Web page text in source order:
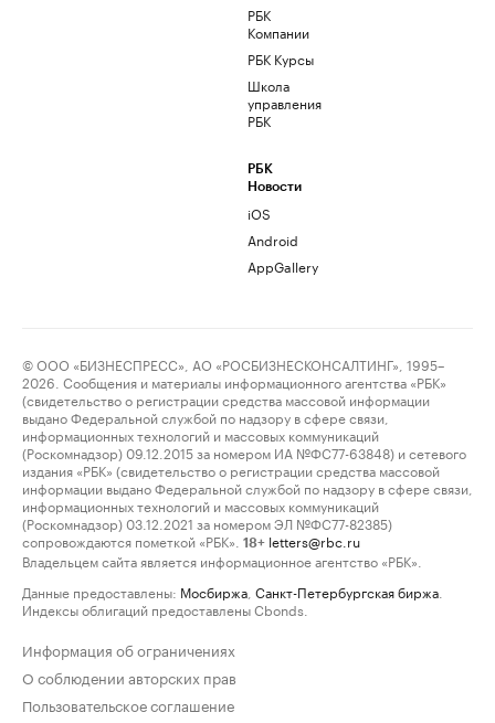
РБК
Компании
РБК Курсы
Школа
управления
РБК
РБК
Новости
iOS
Android
AppGallery
© ООО «БИЗНЕСПРЕСС», АО «РОСБИЗНЕСКОНСАЛТИНГ», 1995–
2026. Сообщения и материалы информационного агентства «РБК»
(свидетельство о регистрации средства массовой информации
выдано Федеральной службой по надзору в сфере связи,
информационных технологий и массовых коммуникаций
(Роскомнадзор) 09.12.2015 за номером ИА №ФС77-63848) и сетевого
издания «РБК» (свидетельство о регистрации средства массовой
информации выдано Федеральной службой по надзору в сфере связи,
информационных технологий и массовых коммуникаций
(Роскомнадзор) 03.12.2021 за номером ЭЛ №ФС77-82385)
сопровождаются пометкой «РБК».
18+ letters@rbc.ru
Владельцем сайта является информационное агентство «РБК».
Данные предоставлены: Мосбиржа Санкт-Петербургская биржа
Индексы облигаций предоставлены Cbonds.
Информация об ограничениях
О соблюдении авторских прав
Пользовательское соглашение